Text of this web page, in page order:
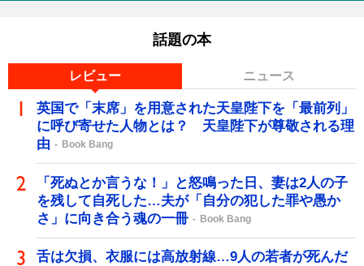
話題の本
レビュー ニュース
英国で「末席」を用意された天皇陛下を「最前列」
に呼び寄せた人物とは？ 天皇陛下が尊敬される理
由
Book Bang
「死ぬとか言うな！」と怒鳴った日、妻は2人の子
を残して自死した…夫が「自分の犯した罪や愚か
さ」に向き合う魂の一冊
Book Bang
舌は欠損、衣服には高放射線…9人の若者が死んだ